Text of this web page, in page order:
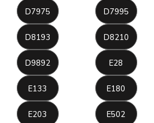
D7975 D7995
D8193 D8210
D9892 E28
E133 E180
E203 E502